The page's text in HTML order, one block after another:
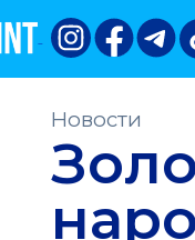
Новости